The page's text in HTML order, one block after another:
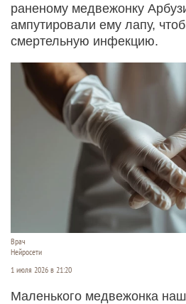
раненому медвежонку
ампутировали ему лапу,
смертельную инфекцию.
Врач
Нейросети
1 июля 2026 в 21:20
Маленького медвежонка